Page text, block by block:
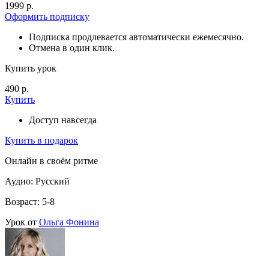
1999 р.
Оформить подписку
Подписка продлевается автоматически ежемесячно.
Отмена в один клик.
Купить урок
490 р.
Купить
Доступ навсегда
Купить в подарок
Онлайн в своём ритме
Аудио: Русский
Возраст: 5-8
Урок от Ольга Фонина